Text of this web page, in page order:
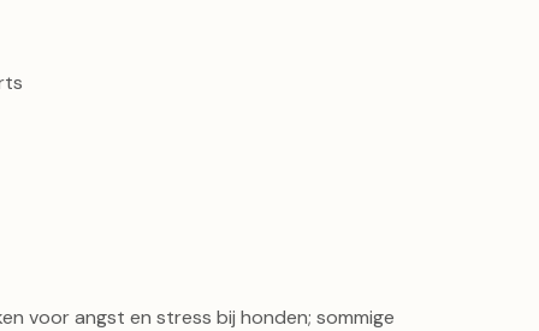
voor angst en stress bij honden; sommige